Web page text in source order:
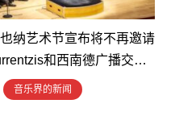
纳艺术节宣布将不再邀请
和西南德广播交…
音乐界的新闻